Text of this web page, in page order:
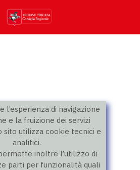
l’esperienza di navigazione
e la fruizione dei servizi
sito utilizza cookie tecnici e
analitici.
inoltre l’utilizzo di
parti per funzionalità quali